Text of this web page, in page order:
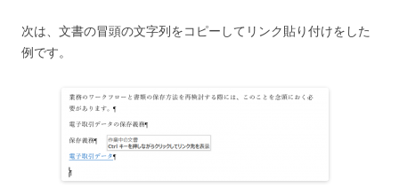
次は、文書の冒頭の文字列をコピーしてリンク貼り付けをした
例です。